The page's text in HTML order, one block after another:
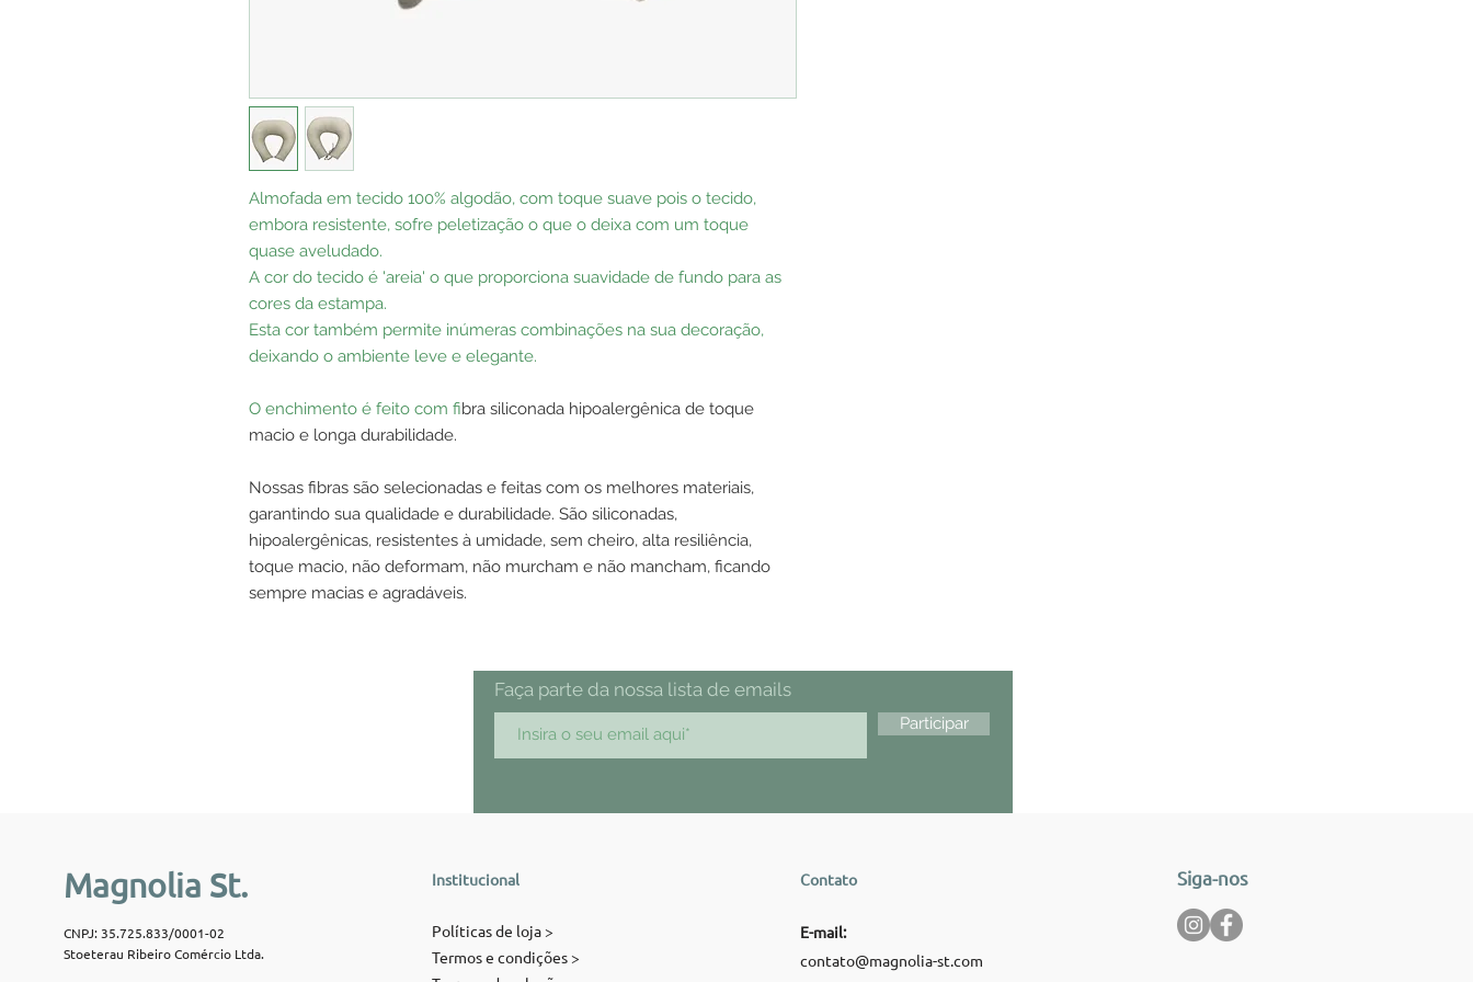
Almofada em tecido 100% algodão, com toque suave pois o tecido,
embora resistente, sofre peletização o que o deixa com um toque
quase aveludado.
A cor do tecido é 'areia' o que proporciona suavidade de fundo para as
cores da estampa.
Esta cor também permite inúmeras combinações na sua decoração,
deixando o ambiente leve e elegante.
O enchimento é feito com fibra siliconada hipoalergênica de toque
macio e longa durabilidade.
Nossas fibras são selecionadas e feitas com os melhores materiais,
garantindo sua qualidade e durabilidade. São siliconadas,
hipoalergênicas, resistentes à umidade, sem cheiro, alta resiliência,
toque macio, não deformam, não murcham e não mancham, ficando
sempre macias e agradáveis.
Faça parte da nossa lista de emails
Participar
Magnolia St.
CNPJ: 35.725.833/0001-02
Stoeterau Ribeiro Comércio Ltda.
Institucional
Políticas de loja >
Termos e condições >
Contato
E-mail:
contato@magnolia-st.com
Siga-nos